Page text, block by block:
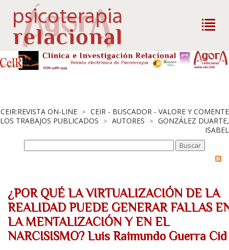
CEIR:REVISTA ON-LINE > CEIR - BUSCADOR - VALORE Y COMENTE
LOS TRABAJOS PUBLICADOS > AUTORES > GONZÁLEZ DUARTE,
ISABEL
¿POR QUÉ LA VIRTUALIZACIÓN DE LA
REALIDAD PUEDE GENERAR FALLAS
LA MENTALIZACIÓN Y EN EL
NARCISISMO? Luis Raimundo Guerra Cid